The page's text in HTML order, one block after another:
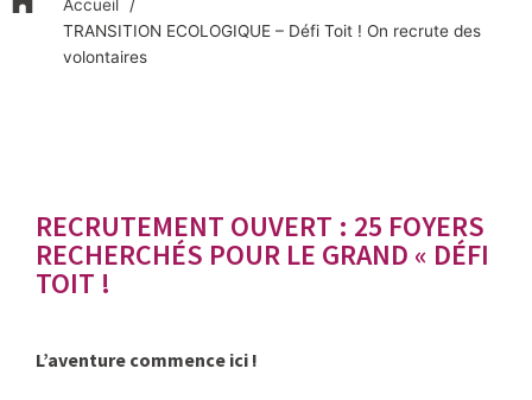
Accueil
TRANSITION ECOLOGIQUE – Défi Toit ! On recrute des
volontaires
RECRUTEMENT OUVERT : 25 FOYERS
RECHERCHÉS POUR LE GRAND « DÉFI
TOIT !
L’aventure commence ici !